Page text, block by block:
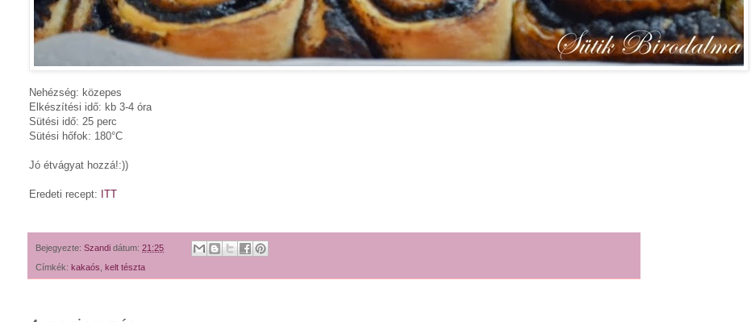
Nehézség: közepes
Elkészítési idő: kb 3-4 óra
Sütési idő: 25 perc
Sütési hőfok: 180°C
Jó étvágyat hozzá!:))
Eredeti recept: ITT
Bejegyezte: Szandi dátum: 21:25
Címkék: kakaós, kelt tészta